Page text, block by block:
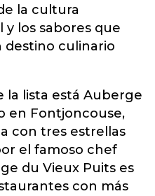
la cultura
los sabores que
destino culinario
la lista está Auberge
en Fontjoncouse,
con tres estrellas
el famoso chef
du Vieux Puits es
con más